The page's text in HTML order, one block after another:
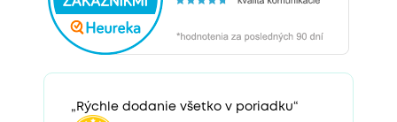
„Rýchle dodanie všetko v poriadku“